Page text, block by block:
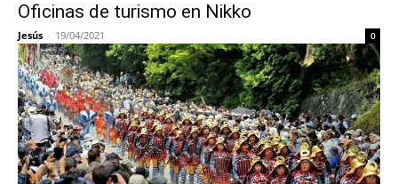
Oficinas de turismo en Nikko
Jesús - 19/04/2021 0